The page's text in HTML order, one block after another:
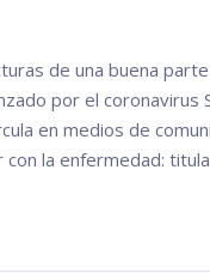
de una buena
por el coronavirus
en medios de
la enfermedad: